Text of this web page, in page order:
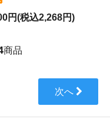
円(税込2,268円)
商品
次へ